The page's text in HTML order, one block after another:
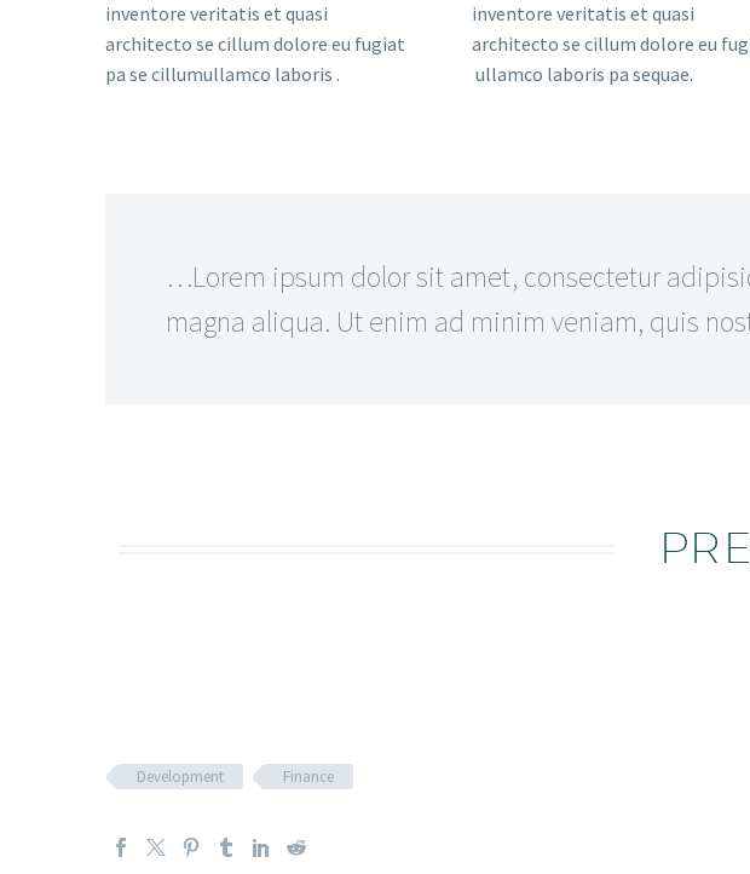
inventore veritatis et quasi
architecto se cillum dolore eu fugiat
pa se cillumullamco laboris .
inventore veritatis et quasi
architecto se cillum dolore eu
ullamco laboris pa sequae.
…Lorem ipsum dolor sit amet, consectetur
magna aliqua. Ut enim ad minim veniam, quis
Development Finance